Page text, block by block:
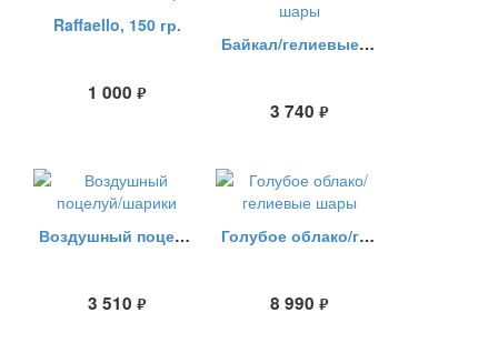
Raffaello, 150 гр.
1 000 руб.
Байкал/гелиевые шары
3 740 руб.
Воздушный поцелуй/шарики
3 510 руб.
Голубое облако/гелиевые шары
8 990 руб.